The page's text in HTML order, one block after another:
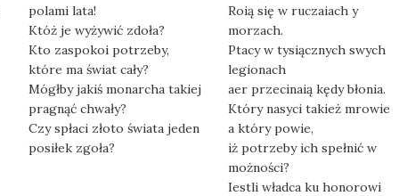
polami lata!
Któż je wyżywić zdoła?
Kto zaspokoi potrzeby,
które ma świat cały?
Mógłby jakiś monarcha takiej
pragnąć chwały?
Czy spłaci złoto świata jeden
posiłek zgoła?
Roią się w ruczaiach y
morzach.
Ptacy w tysiącznych swych
legionach
aer przecinaią kędy błonia.
Który nasyci takież mrowie
a który powie,
iż potrzeby ich spełnić w
możności?
Iestli władca ku honorowi